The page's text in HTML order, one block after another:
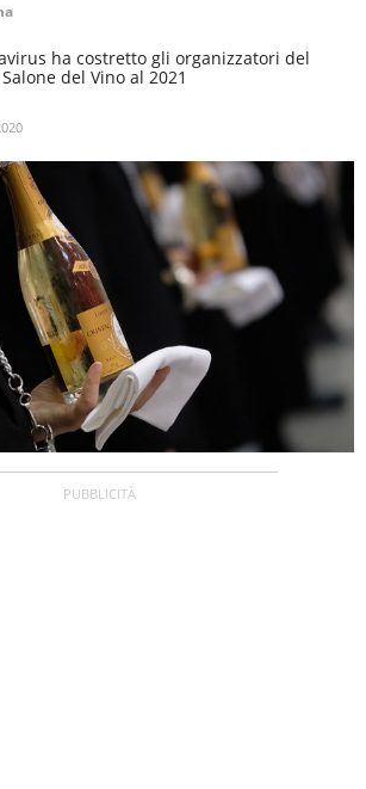
ha costretto gli organizzatori del
del Vino al 2021